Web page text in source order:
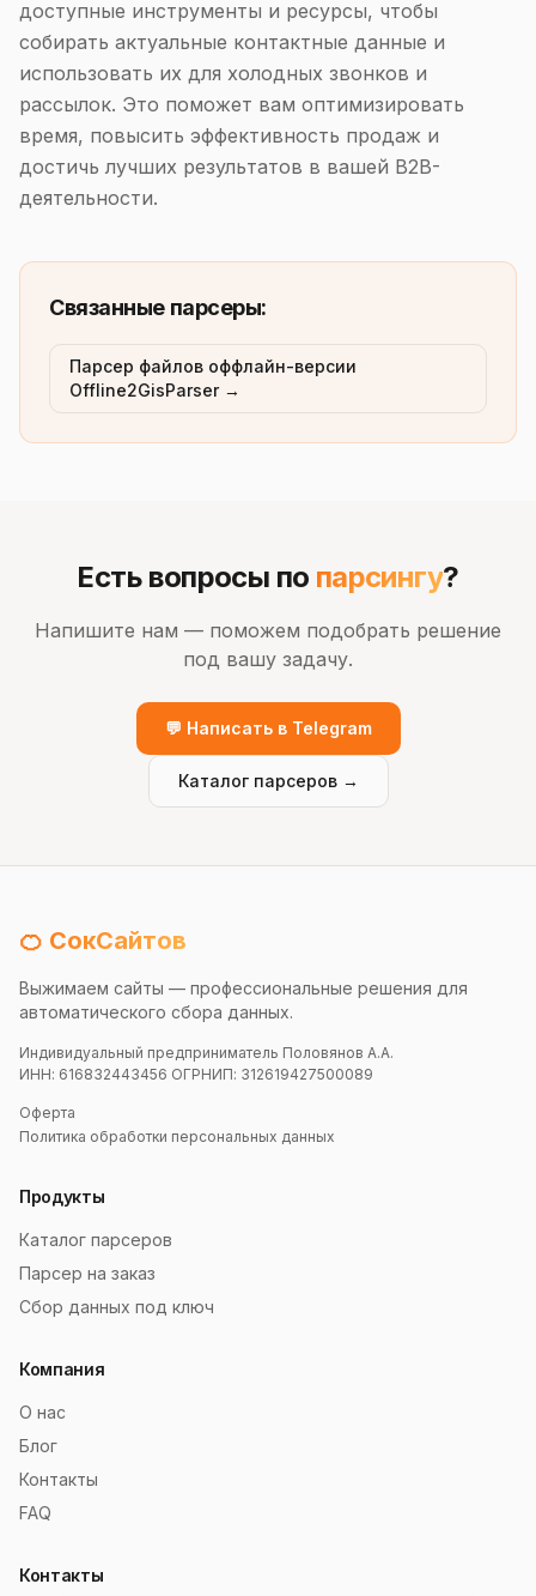
доступные инструменты и ресурсы, чтобы
собирать актуальные контактные данные и
использовать их для холодных звонков и
рассылок. Это поможет вам оптимизировать
время, повысить эффективность продаж и
достичь лучших результатов в вашей B2B-
деятельности.
Связанные парсеры:
Парсер файлов оффлайн-версии
Offline2GisParser →
Есть вопросы по парсингу?
Напишите нам — поможем подобрать решение
под вашу задачу.
💬 Написать в Telegram
Каталог парсеров →
🍊 СокСайтов
Выжимаем сайты — профессиональные решения для
автоматического сбора данных.
Индивидуальный предприниматель Половянов А.А.
ИНН: 616832443456 ОГРНИП: 312619427500089
Оферта
Политика обработки персональных данных
Продукты
Каталог парсеров
Парсер на заказ
Сбор данных под ключ
Компания
О нас
Блог
Контакты
FAQ
Контакты